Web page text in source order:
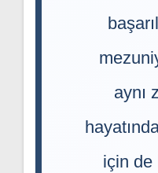
aynı
için de